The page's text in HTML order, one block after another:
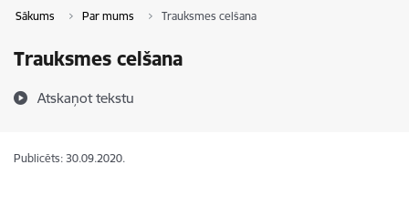
Sākums Par mums Trauksmes celšana
Trauksmes celšana
Atskaņot tekstu
Publicēts: 30.09.2020.